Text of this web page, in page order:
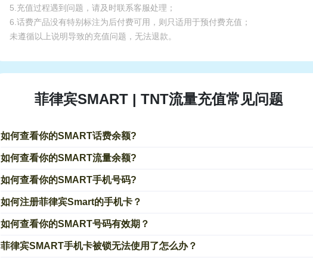
5.充值过程遇到问题，请及时联系客服处理；
6.话费产品没有特别标注为后付费可用，则只适用于预付费充值；
未遵循以上说明导致的充值问题，无法退款。
菲律宾SMART | TNT流量充值常见问题
如何查看你的SMART话费余额?
如何查看你的SMART流量余额?
如何查看你的SMART手机号码?
如何注册菲律宾Smart的手机卡？
如何查看你的SMART号码有效期？
菲律宾SMART手机卡被锁无法使用了怎么办？